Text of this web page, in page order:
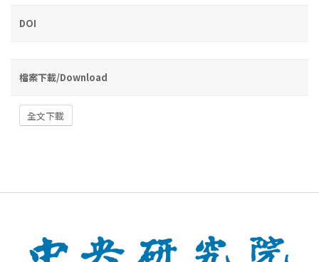
DOI
檔案下載/Download
全文下載